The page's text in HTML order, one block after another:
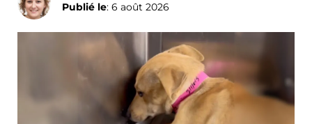
Publié le: 6 août 2026